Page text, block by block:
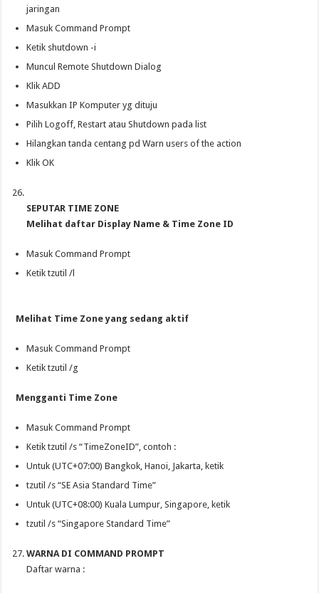
jaringan
Masuk Command Prompt
Ketik shutdown -i
Muncul Remote Shutdown Dialog
Klik ADD
Masukkan IP Komputer yg dituju
Pilih Logoff, Restart atau Shutdown pada list
Hilangkan tanda centang pd Warn users of the action
Klik OK
SEPUTAR TIME ZONE
Melihat daftar Display Name & Time Zone ID
Masuk Command Prompt
Ketik tzutil /l
Melihat Time Zone yang sedang aktif
Masuk Command Prompt
Ketik tzutil /g
Mengganti Time Zone
Masuk Command Prompt
Ketik tzutil /s “TimeZoneID”, contoh :
Untuk (UTC+07:00) Bangkok, Hanoi, Jakarta, ketik
tzutil /s “SE Asia Standard Time”
Untuk (UTC+08:00) Kuala Lumpur, Singapore, ketik
tzutil /s “Singapore Standard Time”
WARNA DI COMMAND PROMPT
Daftar warna :